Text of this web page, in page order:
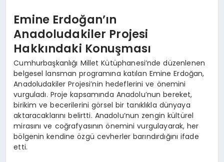
Emine Erdoğan’ın
Anadoludakiler Projesi
Hakkındaki Konuşması
Cumhurbaşkanlığı Millet Kütüphanesi’nde düzenlenen
belgesel lansman programına katılan Emine Erdoğan,
Anadoludakiler Projesi’nin hedeflerini ve önemini
vurguladı. Proje kapsamında Anadolu’nun bereket,
birikim ve becerilerini görsel bir tanıklıkla dünyaya
aktaracaklarını belirtti. Anadolu’nun zengin kültürel
mirasını ve coğrafyasının önemini vurgulayarak, her
bölgenin kendine özgü cevherler barındırdığını ifade
etti.